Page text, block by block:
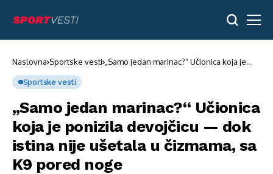
Naslovna Sportske vesti
„Samo jedan marinac?“ Učionica koja je
Sportske vesti
„Samo jedan marinac?“ Učionica
koja je ponizila devojčicu — dok
istina nije ušetala u čizmama, sa
K9 pored noge